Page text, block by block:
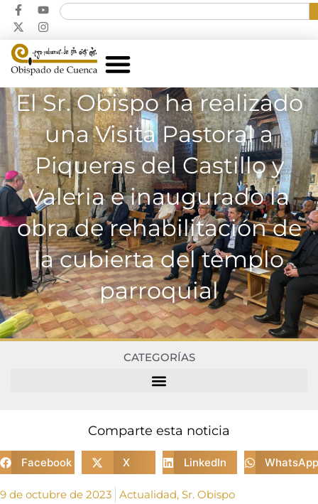
El Sr. Obispo ha realizado
una Visita Pastoral a
Piqueras del Castillo y
Valeria e inaugurado la
obra de rehabilitación de
la cubierta del templo
parroquial
CATEGORÍAS
Comparte esta noticia
Facebook X LinkedIn WhatsApp
9 de octubre de 2023 Actualidad, Sr. Obispo